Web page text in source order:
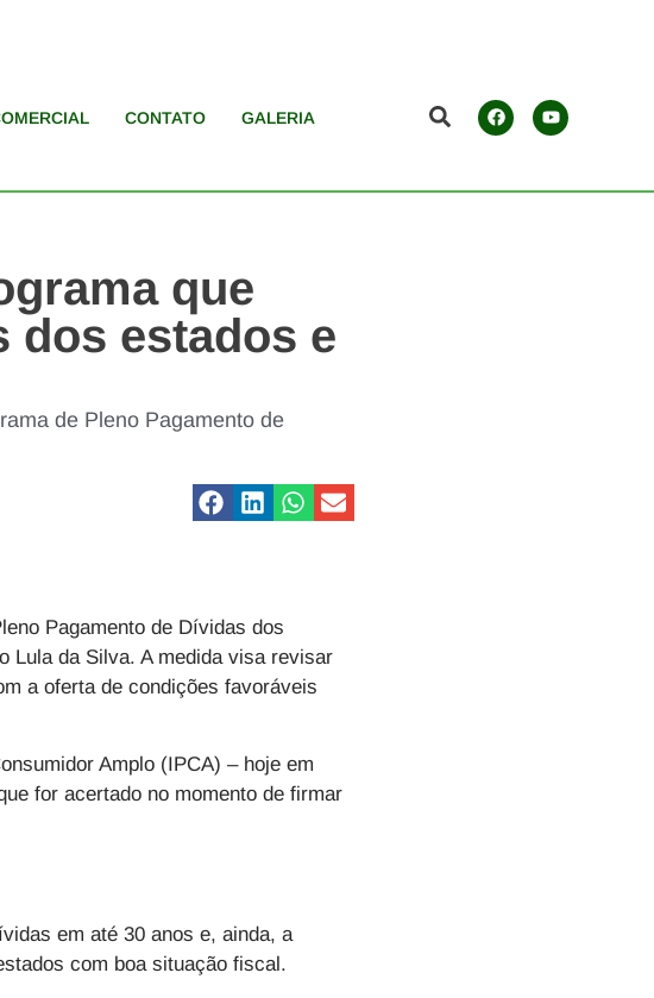
CONTATO GALERIA
que
dos estados e
de Pleno Pagamento de
Pagamento de Dívidas dos
Lula da Silva. A medida visa revisar
a oferta de condições favoráveis
Amplo (IPCA) – hoje em
for acertado no momento de firmar
em até 30 anos e, ainda, a
com boa situação fiscal.